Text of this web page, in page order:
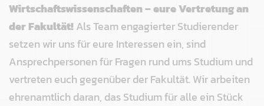
Wirtschaftswissenschaften – eure Vertretung an
der Fakultät!Als Team engagierter Studierender
setzen wir uns für eure Interessen ein, sind
Ansprechpersonen für Fragen rund ums Studium und
vertreten euch gegenüber der Fakultät. Wir arbeiten
ehrenamtlich daran, das Studium für alle ein Stück